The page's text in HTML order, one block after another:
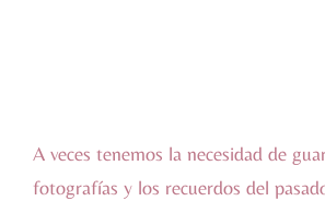
A veces tenemos la necesidad de
fotografías y los recuerdos del